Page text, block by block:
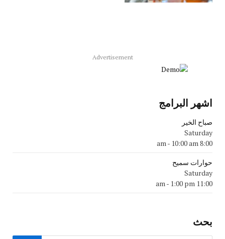
Advertisement
اشهر البرامج
صباح الخير
Saturday
8:00 am
- 10:00 am
حوارات سميح
Saturday
11:00 am
- 1:00 pm
بحث